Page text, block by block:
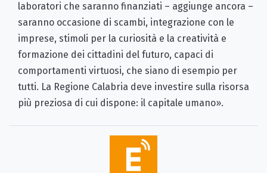
laboratori che saranno finanziati – aggiunge ancora –
saranno occasione di scambi, integrazione con le
imprese, stimoli per la curiosità e la creatività e
formazione dei cittadini del futuro, capaci di
comportamenti virtuosi, che siano di esempio per
tutti. La Regione Calabria deve investire sulla risorsa
più preziosa di cui dispone: il capitale umano».